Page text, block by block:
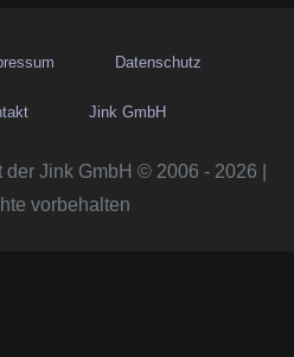
Datenschutz
Jink GmbH
Jink GmbH © 2006 - 2026 |
vorbehalten